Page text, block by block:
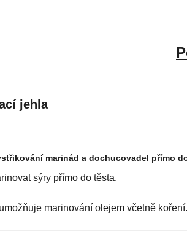
jehla
marinád a dochucovadel přímo
sýry přímo do těsta.
marinování olejem včetně koření.